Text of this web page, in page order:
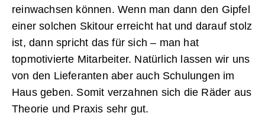
reinwachsen können. Wenn man dann den Gipfel
einer solchen Skitour erreicht hat und darauf stolz
ist, dann spricht das für sich – man hat
topmotivierte Mitarbeiter. Natürlich lassen wir uns
von den Lieferanten aber auch Schulungen im
Haus geben. Somit verzahnen sich die Räder aus
Theorie und Praxis sehr gut.